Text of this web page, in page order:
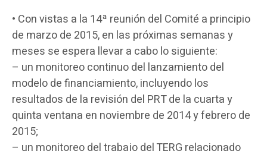
• Con vistas a la 14ª reunión del Comité a principio
de marzo de 2015, en las próximas semanas y
meses se espera llevar a cabo lo siguiente:
– un monitoreo continuo del lanzamiento del
modelo de financiamiento, incluyendo los
resultados de la revisión del PRT de la cuarta y
quinta ventana en noviembre de 2014 y febrero de
2015;
– un monitoreo del trabajo del TERG relacionado